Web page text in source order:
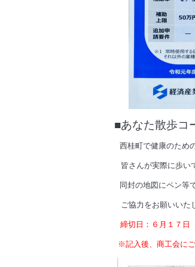
■あなた散歩コ
西桂町で健康のための
皆さんが実際に歩いて
同封の地図にペン等で
ご協力をお願いいたし
締切日：６月１７日
※記入後、商工会に